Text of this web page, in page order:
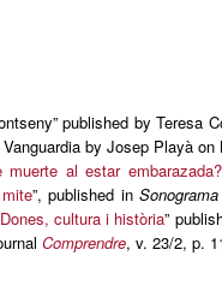
published by Teresa
by Josep Playà on
al estar embarazada?
”, published in
Dones, cultura i història”
Comprendre, v. 23/2, p.